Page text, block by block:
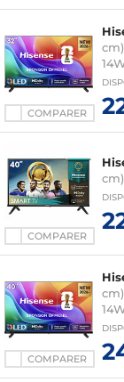
COMPARER
COMPARER
COMPARER